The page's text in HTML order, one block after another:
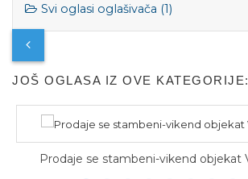
Svi oglasi oglašivača (1)
JOŠ OGLASA IZ OVE KATEGORIJE:
objekat Vinci-Golubac